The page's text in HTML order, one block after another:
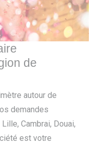
de
autour de
demandes
Cambrai, Douai,
est votre